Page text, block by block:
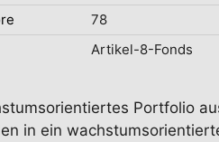
78
Artikel-8-Fonds
Portfolio
in ein